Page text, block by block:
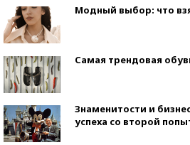
Модный выбор: что
Самая трендовая
Знаменитости и
успеха со второй